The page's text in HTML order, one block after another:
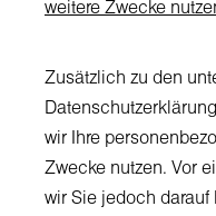
weitere Zwecke
Zusätzlich zu den
wir Ihre
Zwecke nutzen. Vor
wir Sie jedoch darauf